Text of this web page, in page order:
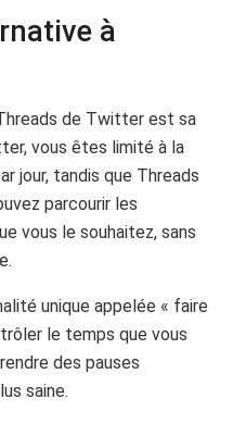
à
de Twitter est sa
vous êtes limité à la
jour, tandis que Threads
parcourir les
vous le souhaitez, sans
unique appelée « faire
le temps que vous
des pauses
saine.